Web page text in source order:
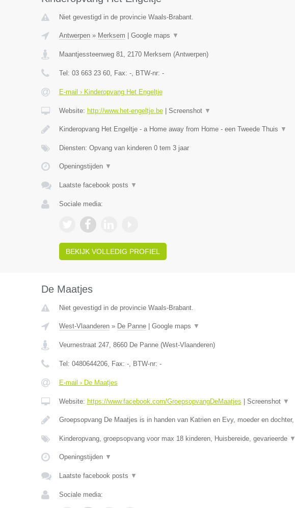
Niet gevestigd in de provincie Waals-Brabant.
Antwerpen» Merksem Google maps ▼
Maantjessteenweg 81, 2170 Merksem (Antwerpen)
Tel: 03 663 23 60, Fax: -, BTW-nr: -
E-mail › Kinderopvang Het Engeltje
Website: http://www.het-engeltje.be| Screenshot ▼
Kinderopvang Het Engeltje - a Home away from Home - een Tweede Thuis ▼
Diensten: Opvang van kinderen 0 tem 3 jaar
Openingstijden ▼
Laatste facebook posts ▼
Sociale media:
BEKIJK VOLLEDIG PROFIEL
De Maatjes
Niet gevestigd in de provincie Waals-Brabant.
West-Vlaanderen» De Panne| Google maps ▼
Veurnestraat 247, 8660 De Panne(West-Vlaanderen)
Tel: 0480644206, Fax: -, BTW-nr: -
E-mail › De Maatjes
Website: https://www.facebook.com/GroepsopvangDeMaatjes Screenshot ▼
Groepsopvang De Maatjes is in handen van Katrien en Evy, moeder en dochter,
Kinderopvang, groepsopvang voor max 18 kinderen, Huisbereide, gevarieerde ▼
Openingstijden ▼
Laatste facebook posts ▼
Sociale media: